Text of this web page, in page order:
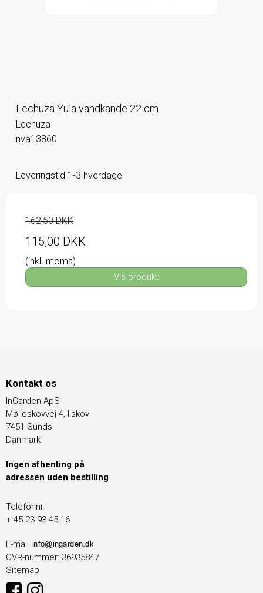
Lechuza Yula vandkande 22 cm
Lechuza
nva13860
Leveringstid 1-3 hverdage
162,50 DKK
115,00 DKK
(inkl. moms)
Vis produkt
Kontakt os
InGarden ApS
Mølleskovvej 4, Ilskov
7451 Sunds
Danmark
Ingen afhenting på
adressen uden bestilling
Telefonnr.
+ 45 23 93 45 16
E-mail
CVR-nummer: 36935847
Sitemap